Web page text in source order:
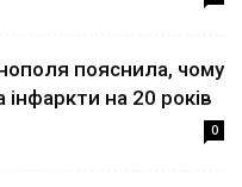
пояснила, чому
на 20 років
0